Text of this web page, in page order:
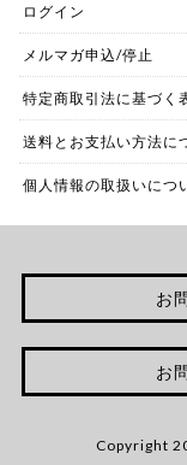
ログイン
メルマガ申込/停止
特定商取引法に基づく
送料とお支払い方法に
個人情報の取扱いにつ
お
お
Copyright